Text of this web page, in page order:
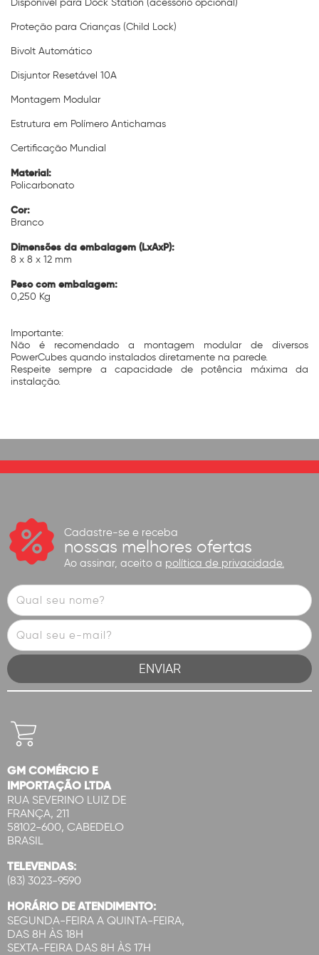
Disponível para Dock Station (acessório opcional)
Proteção para Crianças (Child Lock)
Bivolt Automático
Disjuntor Resetável 10A
Montagem Modular
Estrutura em Polímero Antichamas
Certificação Mundial
Material:
Policarbonato
Cor:
Branco
Dimensões da embalagem (LxAxP):
8 x 8 x 12 mm
Peso com embalagem:
0,250 Kg
Importante:
Não é recomendado a montagem modular de diversos
PowerCubes quando instalados diretamente na parede.
Respeite sempre a capacidade de potência máxima da
instalação.
Cadastre-se e receba
nossas melhores ofertas
Ao assinar, aceito a política de privacidade.
GM COMÉRCIO E
IMPORTAÇÃO LTDA
RUA SEVERINO LUIZ DE
FRANÇA, 211
58102-600, CABEDELO
BRASIL
TELEVENDAS:
(83) 3023-9590
HORÁRIO DE ATENDIMENTO:
SEGUNDA-FEIRA A QUINTA-FEIRA,
DAS 8H ÀS 18H
SEXTA-FEIRA DAS 8H ÀS 17H